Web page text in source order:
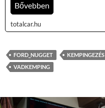
Bővebben
totalcar.hu
FORD_NUGGET KEMPINGEZÉS
VADKEMPING